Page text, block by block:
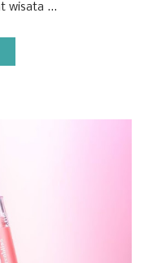
wisata ...